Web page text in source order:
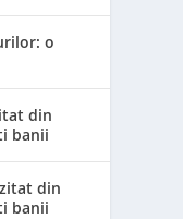
o
din
banii
din
banii